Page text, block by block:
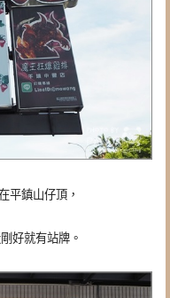
平鎮山仔頂，
好就有站牌。